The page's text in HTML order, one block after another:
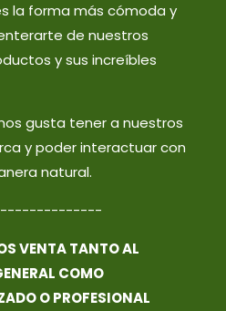
la forma más cómoda y
de nuestros
y sus increíbles
gusta tener a nuestros
y poder interactuar con
natural.
VENTA TANTO AL
COMO
O PROFESIONAL